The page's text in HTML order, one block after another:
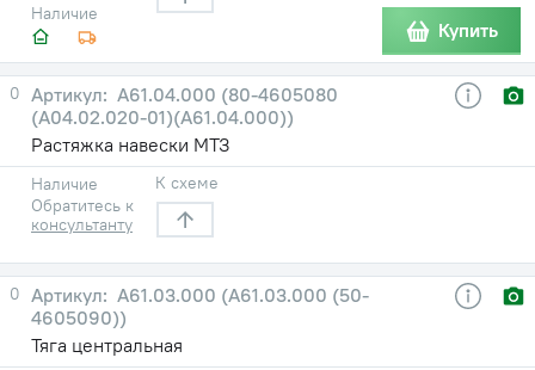
Наличие
Купить
0
А61.04.000 (80-4605080
(А04.02.020-01)(А61.04.000))
Растяжка навески МТЗ
Наличие
Обратитесь к
консультанту
К схеме
0
А61.03.000 (А61.03.000 (50-
4605090))
Тяга центральная